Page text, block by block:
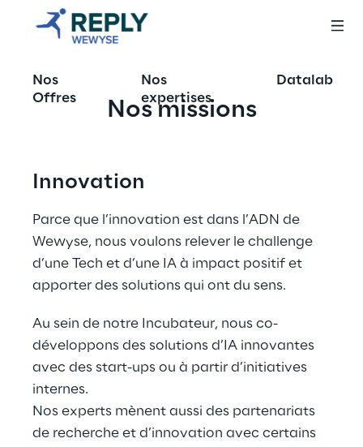
Nos
Offres
Nos
expertises
Datalab
Nos missions
Innovation
Parce que l’innovation est dans l’ADN de
Wewyse, nous voulons relever le challenge
d’une Tech et d’une IA à impact positif et
apporter des solutions qui ont du sens.
Au sein de notre Incubateur, nous co-
développons des solutions d’IA innovantes
avec des start-ups ou à partir d’initiatives
internes.
Nos experts mènent aussi des partenariats
de recherche et d’innovation avec certains